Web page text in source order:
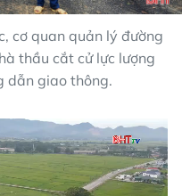
cơ quan quản lý đường
thầu cắt cử lực lượng
dẫn giao thông.